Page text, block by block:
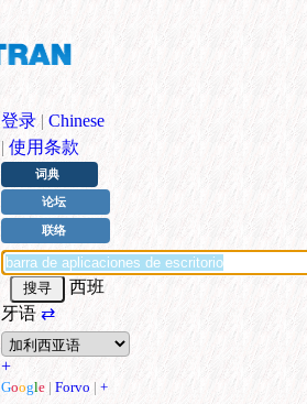
登录 | Chinese
| 使用条款
词典
论坛
联络
西班
牙语⇄
+
Google | Forvo | +